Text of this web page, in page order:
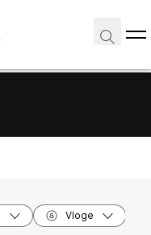
Vloge